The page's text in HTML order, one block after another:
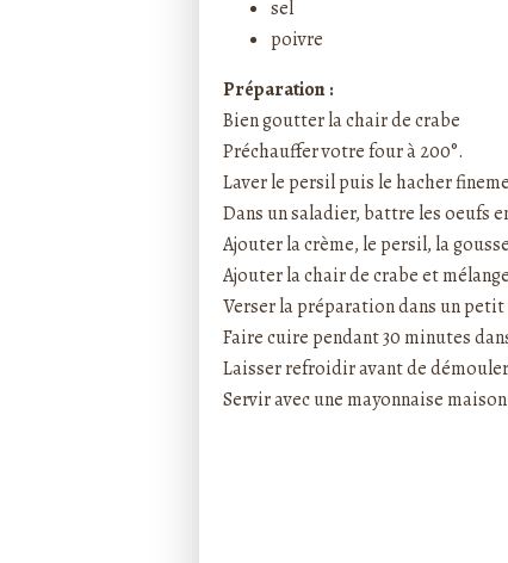
sel
poivre
Préparation :
Bien goutter la chair de crabe
Préchauffer votre four à 200°.
Laver le persil puis le hacher
Dans un saladier, battre les oeufs
Ajouter la crème, le persil, la
Ajouter la chair de crabe et
Verser la préparation dans un
Faire cuire pendant 30 minutes
Laisser refroidir avant de
Servir avec une mayonnaise